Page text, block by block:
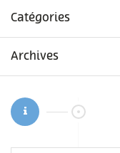
Catégories
Archives